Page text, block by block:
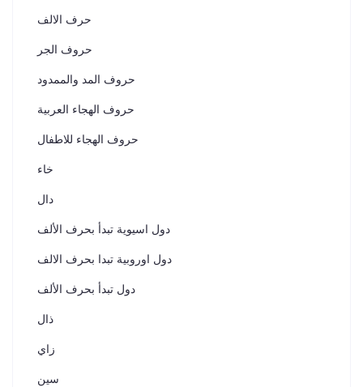
حرف الالف
حروف الجر
حروف المد والممدود
حروف الهجاء العربية
حروف الهجاء للاطفال
خاء
دال
دول اسيوية تبدأ بحرف الألف
دول اوروبية تبدا بحرف الالف
دول تبدأ بحرف الألف
ذال
زاي
سين